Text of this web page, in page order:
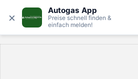
× Autogas App
Preise schnell finden &
einfach melden!